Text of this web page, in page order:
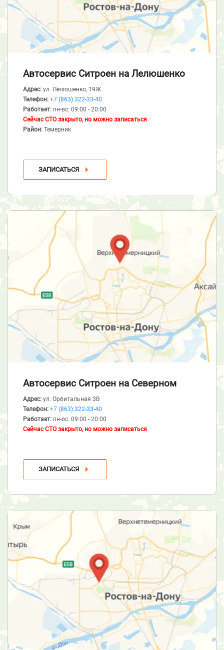
Автосервис Ситроен на Лелюшенко
Адрес: ул. Лелюшенко, 19Ж
Телефон: +7 (863) 322-33-40
Работает: пн-вс: 09:00 - 20:00
Сейчас СТО закрыто, но можно записаться
Район: Темерник
ЗАПИСАТЬСЯ
Автосервис Ситроен на Северном
Адрес: ул. Орбитальная 3В
Телефон: +7 (863) 322-33-40
Работает: пн-вс: 09:00 - 20:00
Сейчас СТО закрыто, но можно записаться
ЗАПИСАТЬСЯ